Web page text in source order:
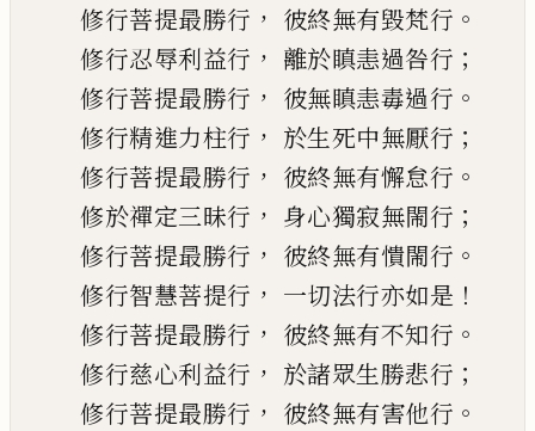
修行菩提最勝行 ， 彼終無有毀梵行 。
修行忍辱利益行 ， 離於瞋恚過咎行 ；
修行菩提最勝行 ， 彼無瞋恚毒過行 。
修行精進力柱行 ， 於生死中無厭行 ；
修行菩提最勝行 ， 彼終無有懈怠行 。
修於禪定三昧行 ， 身心獨寂無閙行 ；
修行菩提最勝行 ， 彼終無有憒閙行 。
修行智慧菩提行 ， 一切法行亦如是 ！
修行菩提最勝行 ， 彼終無有不知行 。
修行慈心利益行 ， 於諸眾生勝悲行 ；
修行菩提最勝行 ， 彼終無有害他行 。